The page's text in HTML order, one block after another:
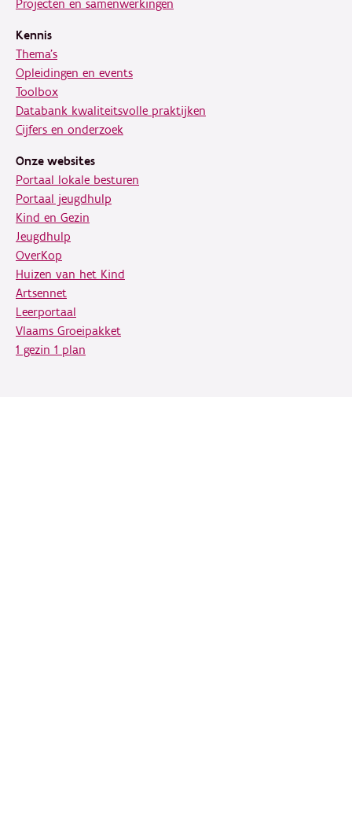
Projecten en samenwerkingen
Kennis
Thema's
Opleidingen en events
Toolbox
Databank kwaliteitsvolle praktijken
Cijfers en onderzoek
Onze websites
Portaal lokale besturen
Portaal jeugdhulp
Kind en Gezin
Jeugdhulp
OverKop
Huizen van het Kind
Artsennet
Leerportaal
Vlaams Groeipakket
1 gezin 1 plan